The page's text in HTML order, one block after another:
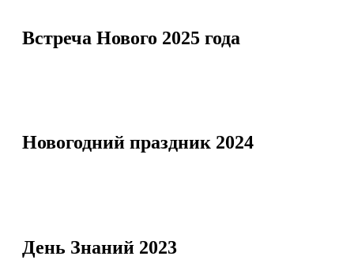
Встреча Нового 2025 года
Новогодний праздник 2024
День Знаний 2023